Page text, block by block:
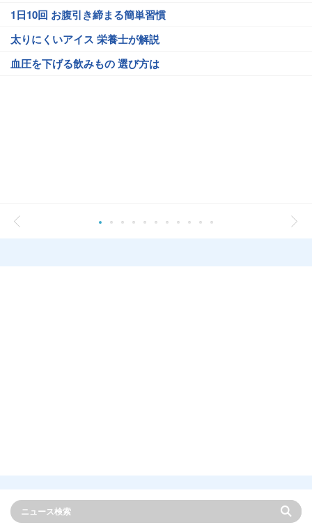
1日10回 お腹引き締まる簡単習慣
太りにくいアイス 栄養士が解説
血圧を下げる飲みもの 選び方は